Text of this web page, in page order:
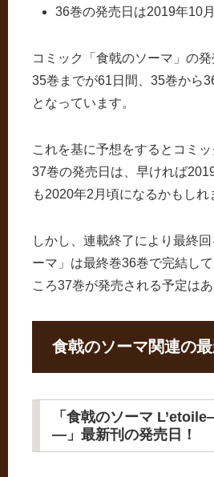
36巻の発売日は2019年10
コミック「食戟のソーマ」の
35巻までが61日間、35巻から
となっています。
これを基に予想をするとコミッ
37巻の発売日は、早ければ
も2020年2月頃になるかもしれ
しかし、連載終了により最終
ーマ」は最終巻36巻で完結し
ころ37巻が発売される予定はあ
食戟のソーマ関連の
「食戟のソーマ
―」最新刊の発売日！